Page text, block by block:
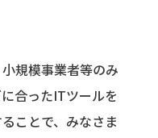
規模事業者等のみ
合ったITツールを
ことで、みなさま